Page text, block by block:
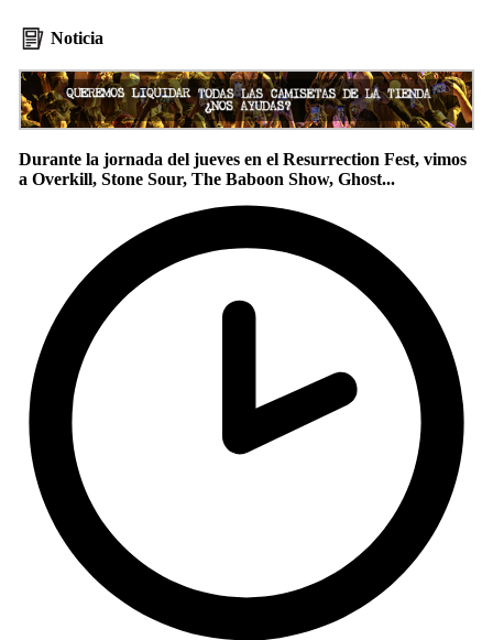
Noticia
Durante la jornada del jueves en el Resurrection Fest, vimos
a Overkill, Stone Sour, The Baboon Show, Ghost...